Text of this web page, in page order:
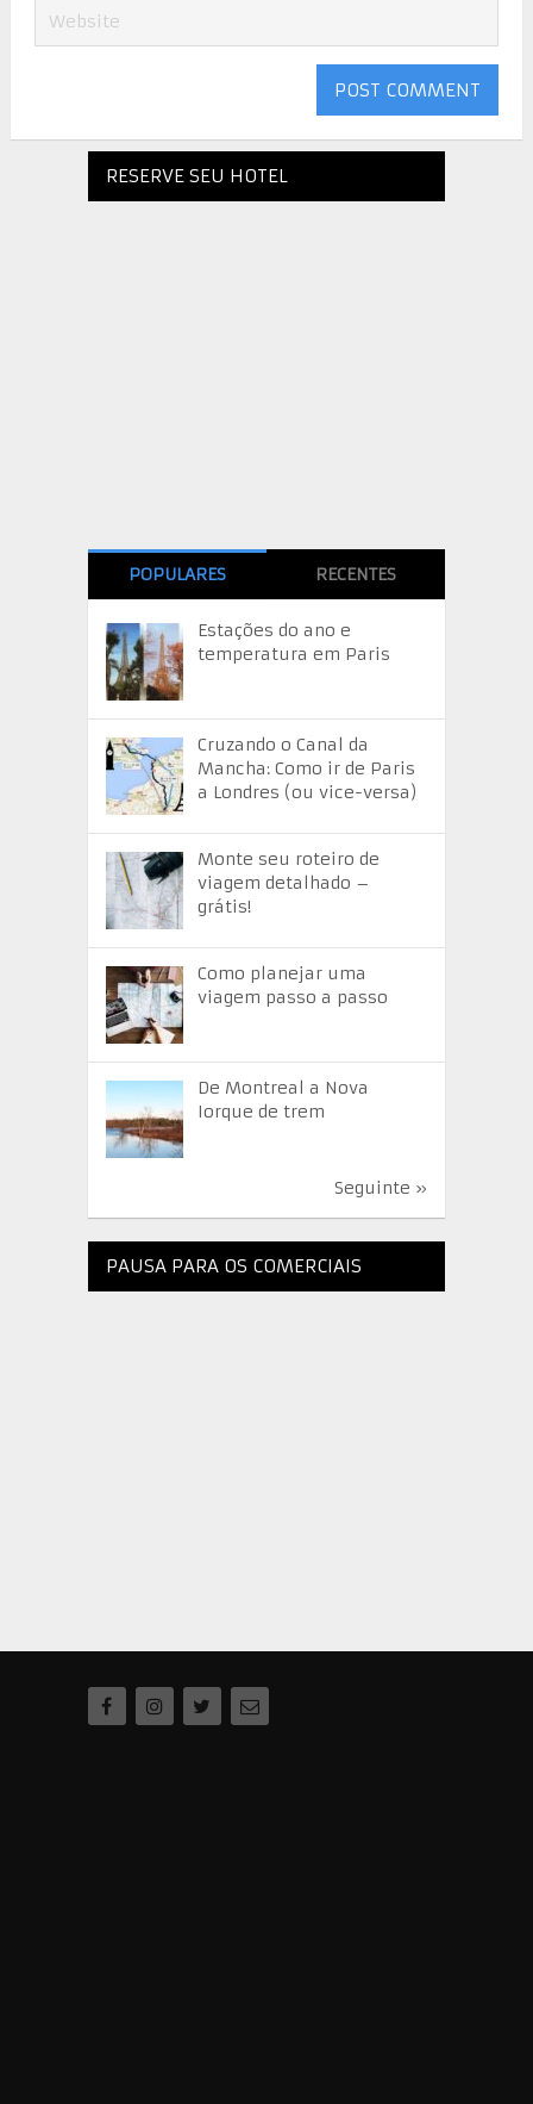
RESERVE SEU HOTEL
POPULARES RECENTES
Estações do ano e
temperatura em Paris
Cruzando o Canal da
Mancha: Como ir de Paris
a Londres (ou vice-versa)
Monte seu roteiro de
viagem detalhado –
grátis!
Como planejar uma
viagem passo a passo
De Montreal a Nova
Iorque de trem
Seguinte »
PAUSA PARA OS COMERCIAIS